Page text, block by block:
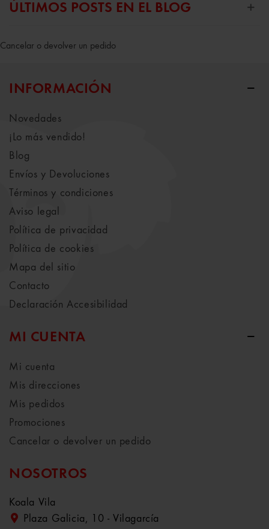
ÚLTIMOS POSTS EN EL BLOG
Cancelar o devolver un pedido
INFORMACIÓN
Novedades
¡Lo más vendido!
Blog
Envíos y Devoluciones
Términos y condiciones
Aviso legal
Política de privacidad
Política de cookies
Mapa del sitio
Contacto
Declaración Accesibilidad
MI CUENTA
Mi cuenta
Mis direcciones
Mis pedidos
Promociones
Cancelar o devolver un pedido
NOSOTROS
Koala Vila
Plaza Galicia, 10 - Vilagarcía